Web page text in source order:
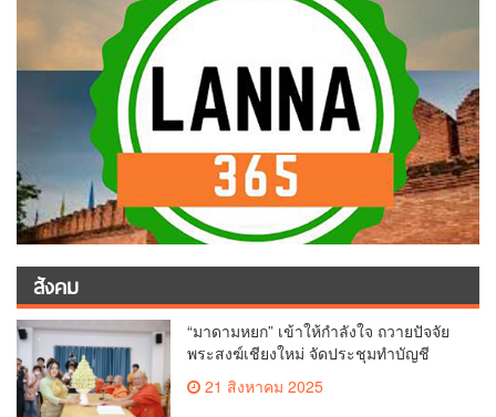
สังคม
“มาดามหยก” เข้าให้กำลังใจ ถวายปัจจัย
พระสงฆ์เชียงใหม่ จัดประชุมทำบัญชี
สวนดอก
21 สิงหาคม 2025